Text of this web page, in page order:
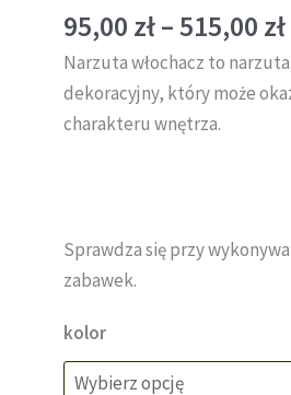
95,00 zł–515,00 zł
Narzuta włochacz to
dekoracyjny, który może
charakteru wnętrza.
Sprawdza się przy
zabawek.
kolor